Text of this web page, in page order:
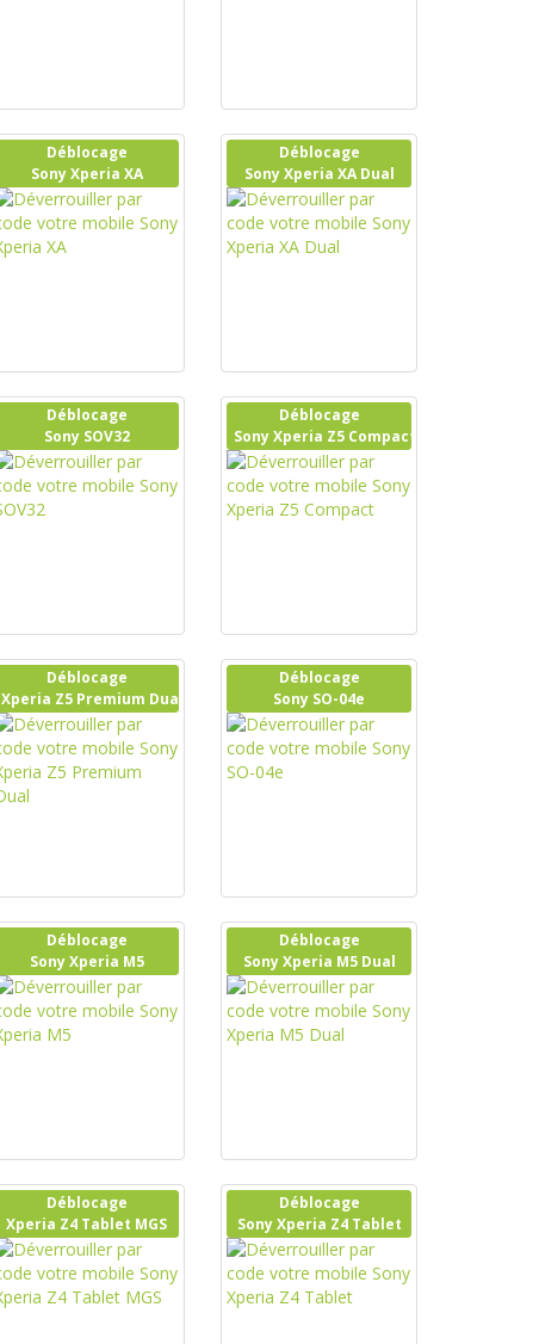
Déblocage
Sony Xperia XA
Déblocage
Sony Xperia XA Dual
Déblocage
Sony SOV32
Déblocage
Sony Xperia Z5 Compact
Déblocage
Xperia Z5 Premium Dual
Déblocage
Sony SO-04e
Déblocage
Sony Xperia M5
Déblocage
Sony Xperia M5 Dual
Déblocage
Xperia Z4 Tablet MGS
Déblocage
Sony Xperia Z4 Tablet